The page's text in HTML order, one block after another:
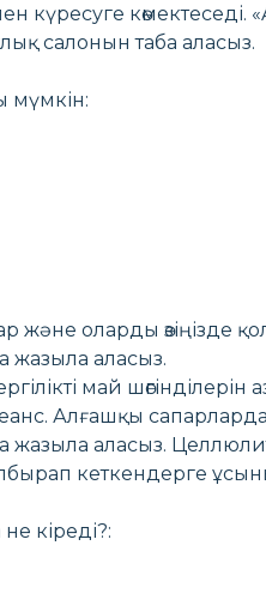
күресуге көмектеседі.
салонын таба аласыз.
мүмкін:
және оларды өзіңізде
аласыз.
май шөгінділерін
Алғашқы
аласыз.
кеткендерге
кіреді?: